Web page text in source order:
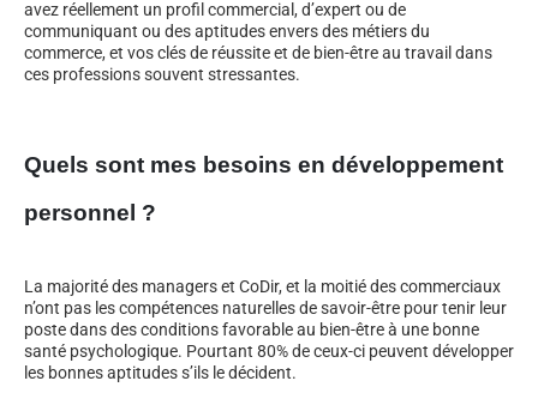
avez réellement un profil commercial, d’expert ou de
communiquant ou des aptitudes envers des métiers du
commerce, et vos clés de réussite et de bien-être au travail dans
ces professions souvent stressantes.
Quels sont mes besoins en développement
personnel ?
La majorité des managers et CoDir, et la moitié des commerciaux
n’ont pas les compétences naturelles de savoir-être pour tenir leur
poste dans des conditions favorable au bien-être à une bonne
santé psychologique. Pourtant 80% de ceux-ci peuvent développer
les bonnes aptitudes s’ils le décident.